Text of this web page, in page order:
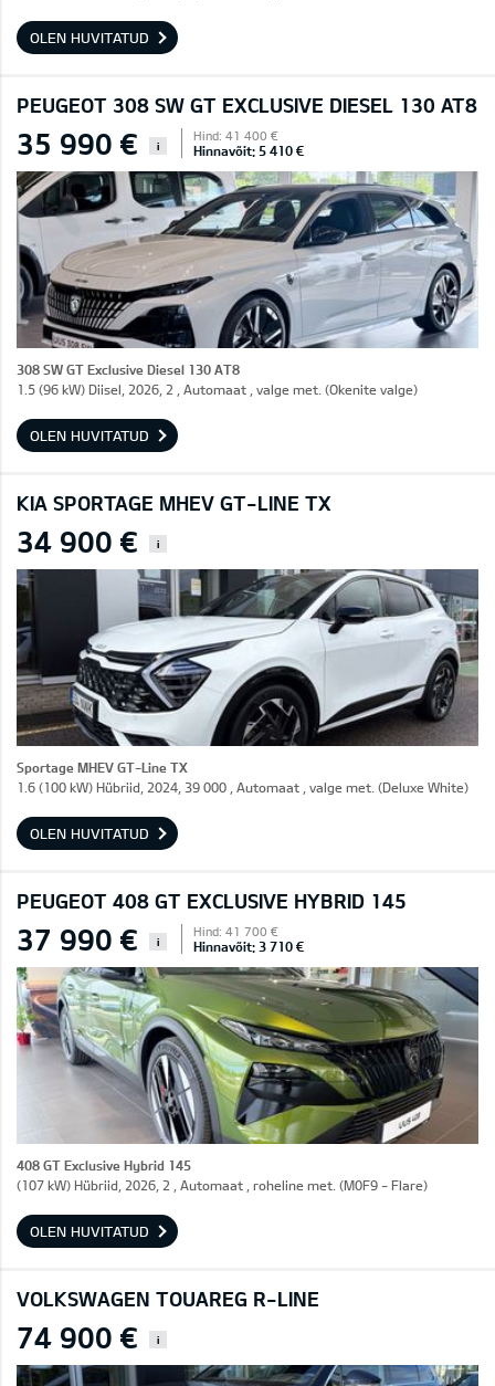
OLEN HUVITATUD
PEUGEOT 308 SW GT EXCLUSIVE DIESEL 130 AT8
35 990 € i
Hind: 41 400 €
Hinnavõit: 5 410 €
308 SW GT Exclusive Diesel 130 AT8
1.5 (96 kW) Diisel, 2026, 2 , Automaat , valge met. (Okenite valge)
OLEN HUVITATUD
KIA SPORTAGE MHEV GT-LINE TX
34 900 € i
Sportage MHEV GT-Line TX
1.6 (100 kW) Hübriid, 2024, 39 000 , Automaat , valge met. (Deluxe White)
OLEN HUVITATUD
PEUGEOT 408 GT EXCLUSIVE HYBRID 145
37 990 € i
Hind: 41 700 €
Hinnavõit: 3 710 €
408 GT Exclusive Hybrid 145
(107 kW) Hübriid, 2026, 2 , Automaat , roheline met. (M0F9 - Flare)
OLEN HUVITATUD
VOLKSWAGEN TOUAREG R-LINE
74 900 € i